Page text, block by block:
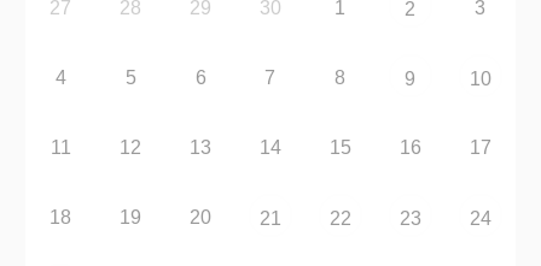
27 28 29 30 1 2 3
4 5 6 7 8 9 10
11 12 13 14 15 16 17
18 19 20 21 22 23 24